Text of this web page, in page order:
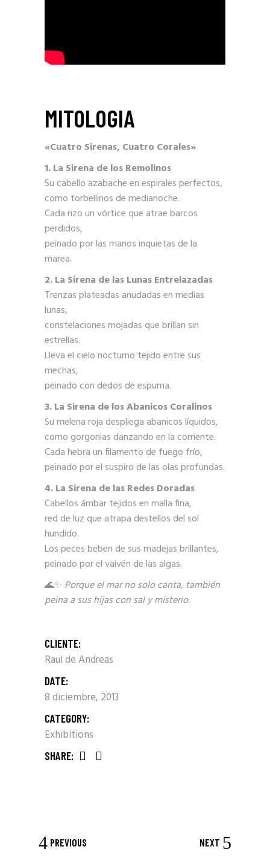
MITOLOGIA
«Cuatro Sirenas, Cuatro Corales»
1. La Sirena de los Remolinos
Su cabello azabache en espirales perfectos,
como torbellinos de medianoche.
Cada rizo un vórtice que atrae barcos
perdidos,
peinado por las manos inquietas de la
marea.
2. La Sirena de las Lunas Entrelazadas
Trenzas plateadas anudadas en medias
lunas,
constelaciones mojadas que brillan sin
estrellas.
Lleva el cielo nocturno tejido entre sus
mechas,
peinado con dedos de espuma.
3. La Sirena de los Abanicos Coralinos
Su melena roja despliega abanicos líquidos,
como gorgonias danzando en la corriente.
Cada hebra un filamento de fuego frío,
peinado por el suspiro de las olas profundas.
4. La Sirena de las Redes Doradas
Cabellos ámbar tejidos en malla fina,
red de luz que atrapa destellos del sol
hundido.
Los peces beben de sus madejas brillantes,
peinado por el vaivén de las algas.
🌊✨ Porque el mar no solo canta, también
peina a sus hijas con sal y misterio.
CLIENTE:
Raul de Andreas
DATE:
8 diciembre, 2013
CATEGORY:
Exhibitions
SHARE:
PREVIOUS NEXT